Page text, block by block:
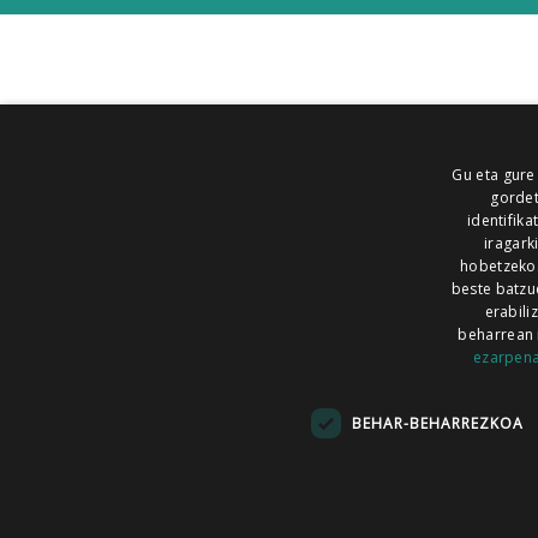
ALEA
MAILOPE NOAUA
Gu eta
hobetzeko.
beste
beharrean
BEHAR-BEHARREZKOA